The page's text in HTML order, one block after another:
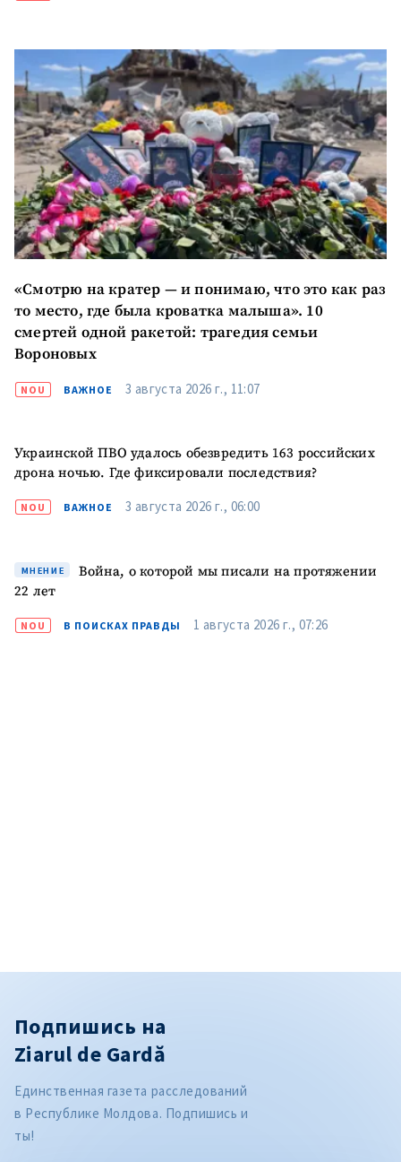
ПОДДЕРЖАТЬ
«Смотрю на кратер — и понимаю, что это как раз
то место, где была кроватка малыша». 10
смертей одной ракетой: трагедия семьи
Вороновых
NOU ВАЖНОЕ 3 августа 2026 г., 11:07
Украинской ПВО удалось обезвредить 163 российских
дрона ночью. Где фиксировали последствия?
NOU ВАЖНОЕ 3 августа 2026 г., 06:00
МНЕНИЕ
Война, о которой мы писали на протяжении
22 лет
NOU В ПОИСКАХ ПРАВДЫ 1 августа 2026 г., 07:26
Подпишись на
Ziarul de Gardă
Единственная газета расследований
в Республике Молдова. Подпишись и
ты!
КОНТАКТНЫЙ ИСТОЧНИК
Анонимный источник
Имя + Моё имя
Электронная почта
+ Мой email
Телефон
+ Личный телефон
сполитикой
конфиденциальности.